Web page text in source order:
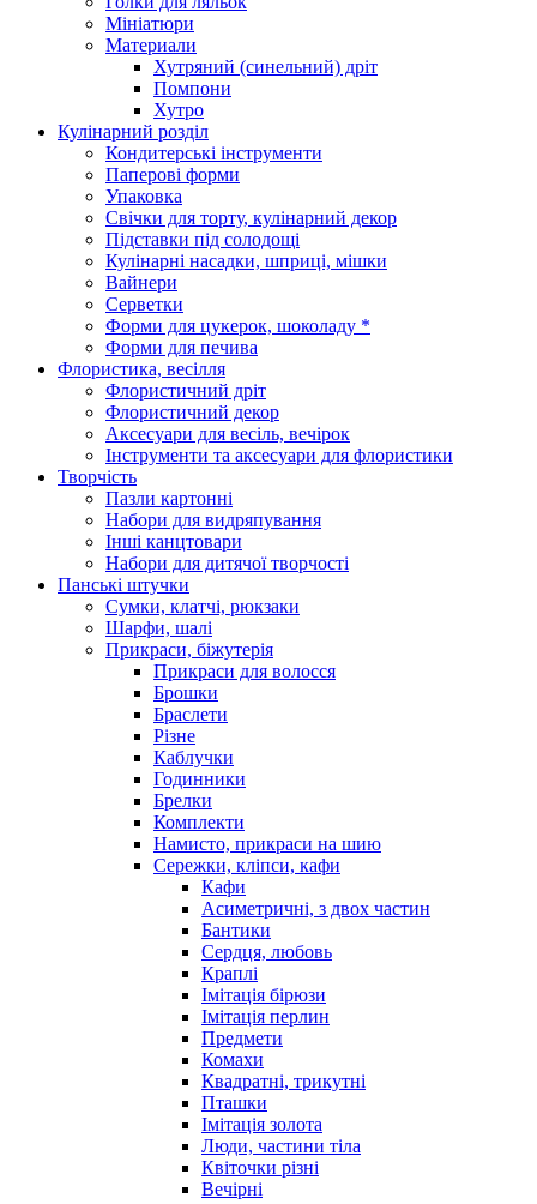
Мініатюри
Материали
Хутряний (синельний) дріт
Помпони
Хутро
Кулінарний розділ
Кондитерські інструменти
Паперові форми
Упаковка
Свічки для торту, кулінарний декор
Підставки під солодощі
Кулінарні насадки, шприці, мішки
Вайнери
Серветки
Форми для цукерок, шоколаду *
Форми для печива
Флористика, весілля
Флористичний дріт
Флористичний декор
Аксесуари для весіль, вечірок
Інструменти та аксесуари для флористики
Творчість
Пазли картонні
Набори для видряпування
Інші канцтовари
Набори для дитячої творчості
Панські штучки
Сумки, клатчі, рюкзаки
Шарфи, шалі
Прикраси, біжутерія
Прикраси для волосся
Брошки
Браслети
Різне
Каблучки
Годинники
Брелки
Комплекти
Намисто, прикраси на шию
Сережки, кліпси, кафи
Кафи
Асиметричні, з двох частин
Бантики
Сердця, любовь
Краплі
Імітація бірюзи
Імітація перлин
Предмети
Комахи
Квадратні, трикутні
Пташки
Імітація золота
Люди, частини тіла
Квіточки різні
Вечірні